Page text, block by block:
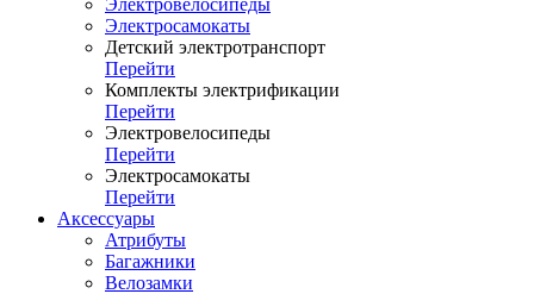
Электровелосипеды
Электросамокаты
Детский электротранспорт
Перейти
Комплекты электрификации
Перейти
Электровелосипеды
Перейти
Электросамокаты
Перейти
Аксессуары
Атрибуты
Багажники
Велозамки